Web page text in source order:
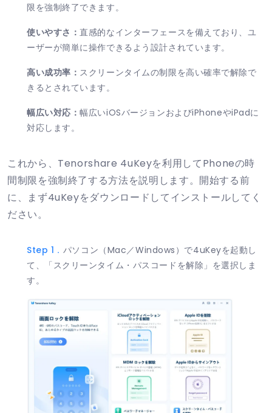
限を強制終了できます。
使いやすさ：直感的なインターフェースを備えており、ユ
ーザーが簡単に操作できるよう設計されています。
高い成功率： スクリーンタイムの制限を高い確率で解除で
きるとされています。
幅広い対応：幅広いiOSバージョンおよびiPhoneやiPadに
対応します。
これから、Tenorshare 4uKeyを利用してPhoneの時
間制限を強制終了する方法を説明します。開始する前
に、まず4uKeyをダウンロードしてインストールしてく
ださい。
Step 1． パソコン（Mac／Windows）で4uKeyを起動し
て、「スクリーンタイム・パスコードを解除」を選択しま
す。